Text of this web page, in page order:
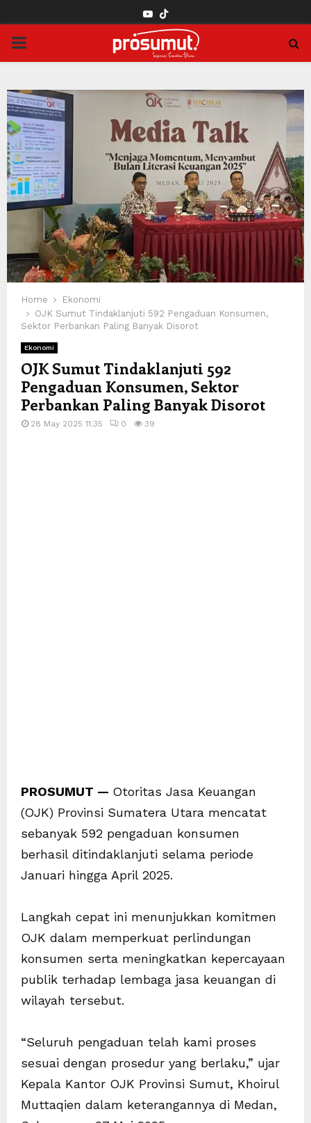
YOUTUBE
PRIMARY
Home
Ekonomi
OJK Sumut Tindaklanjuti 592 Pengaduan Konsumen,
Sektor Perbankan Paling Banyak Disorot
Ekonomi
OJK Sumut Tindaklanjuti 592
Pengaduan Konsumen, Sektor
Perbankan Paling Banyak Disorot
28 May 2025 11:35 0 39
‎PROSUMUT — ‎ Otoritas Jasa Keuangan
(OJK) Provinsi Sumatera Utara mencatat
sebanyak 592 pengaduan konsumen
berhasil ditindaklanjuti selama periode
Januari hingga April 2025.
Langkah cepat ini menunjukkan komitmen
OJK dalam memperkuat perlindungan
konsumen serta meningkatkan kepercayaan
publik terhadap lembaga jasa keuangan di
wilayah tersebut.
“Seluruh pengaduan telah kami proses
sesuai dengan prosedur yang berlaku,” ujar
Kepala Kantor OJK Provinsi Sumut, Khoirul
Muttaqien dalam keterangannya di Medan,